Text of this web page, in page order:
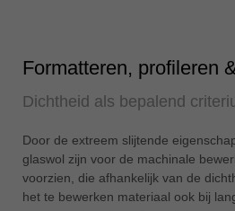
Formatteren, profileren
Dichtheid als bepalend
Door de extreem slijtende
glaswol zijn voor de machinale
voorzien, die afhankelijk van de
het te bewerken materiaal ook bij